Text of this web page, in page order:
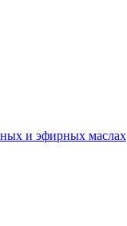
и эфирных маслах